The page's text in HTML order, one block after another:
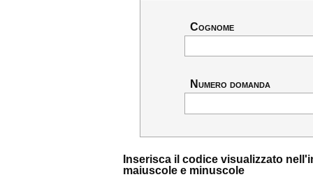
Cognome
Numero domanda
Inserisca il codice visualizzato
maiuscole e minuscole